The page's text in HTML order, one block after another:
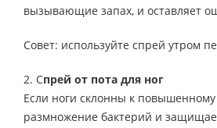
вызывающие запах, и оставляет
Совет: используйте спрей утром
2. Спрей от пота для ног
Если ноги склонны к
размножение бактерий и